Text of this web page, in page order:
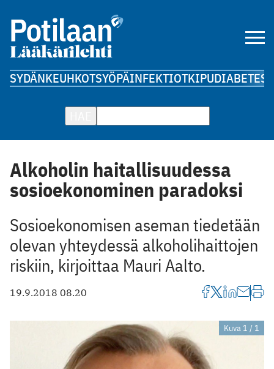
SYDÄNKEUHKOTSYÖPÄINFEKTIOTKIPUDIABETES
Alkoholin haitallisuudessa
sosioekonominen paradoksi
Sosioekonomisen aseman tiedetään
olevan yhteydessä alkoholihaittojen
riskiin, kirjoittaa Mauri Aalto.
19.9.2018 08.20
Kuva 1 / 1